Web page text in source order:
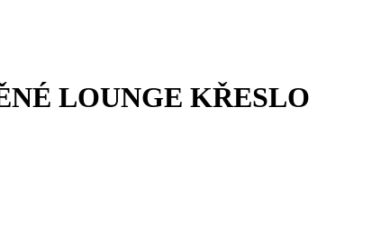
LOUNGE KŘESLO